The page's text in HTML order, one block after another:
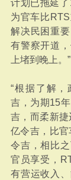
计划已拖延
为官车比
解决民困重
有警察开道
上堵到晚上。”
“根据了解
吉，为期15
吉，而柔新
亿令吉，比
令吉，相比
官员享受，
有营运收入